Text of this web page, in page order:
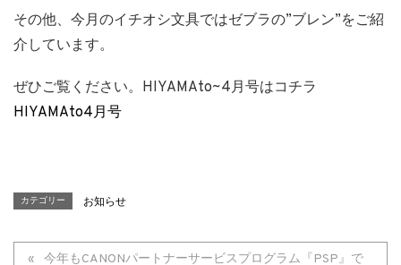
その他、今月のイチオシ文具ではゼブラの”ブレン”をご紹
介しています。
ぜひご覧ください。HIYAMAto~4月号はコチラ
HIYAMAto4月号
カテゴリー お知らせ
今年もCANONパートナーサービスプログラム『PSP』で